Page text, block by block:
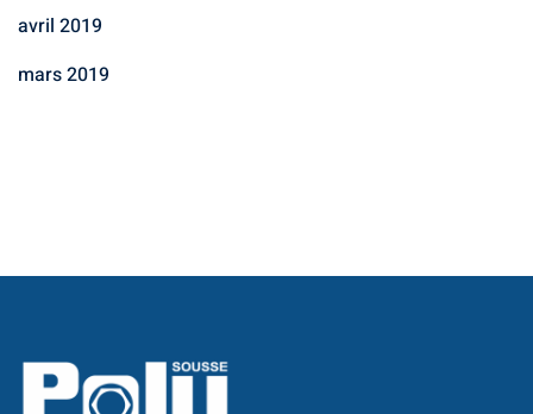
avril 2019
mars 2019